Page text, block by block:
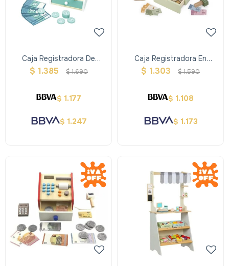
Caja Registradora De
Madera Kabi
$ 1.385 $1.690
$ 1.177
$ 1.247
Caja Registradora En
Madera - Verde
$ 1.303 $1.590
$ 1.108
$ 1.173